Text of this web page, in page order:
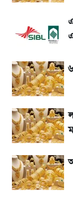
তাপমাত্রা
টিভিতে
সৌদিতে
নিয়ম
La Liga
খবর
একদিনের
ড. ইউনূস